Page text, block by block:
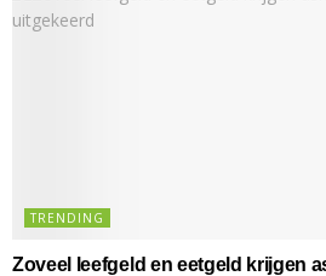
TRENDING
Zoveel leefgeld en eetgeld krijgen